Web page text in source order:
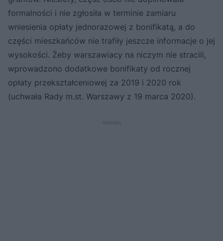
formalności i nie zgłosiła w terminie zamiaru
wniesienia opłaty jednorazowej z bonifikatą, a do
części mieszkańców nie trafiły jeszcze informacje o jej
wysokości. Żeby warszawiacy na niczym nie stracili,
wprowadzono dodatkowe bonifikaty od rocznej
opłaty przekształceniowej za 2019 i 2020 rok
(uchwała Rady m.st. Warszawy z 19 marca 2020).